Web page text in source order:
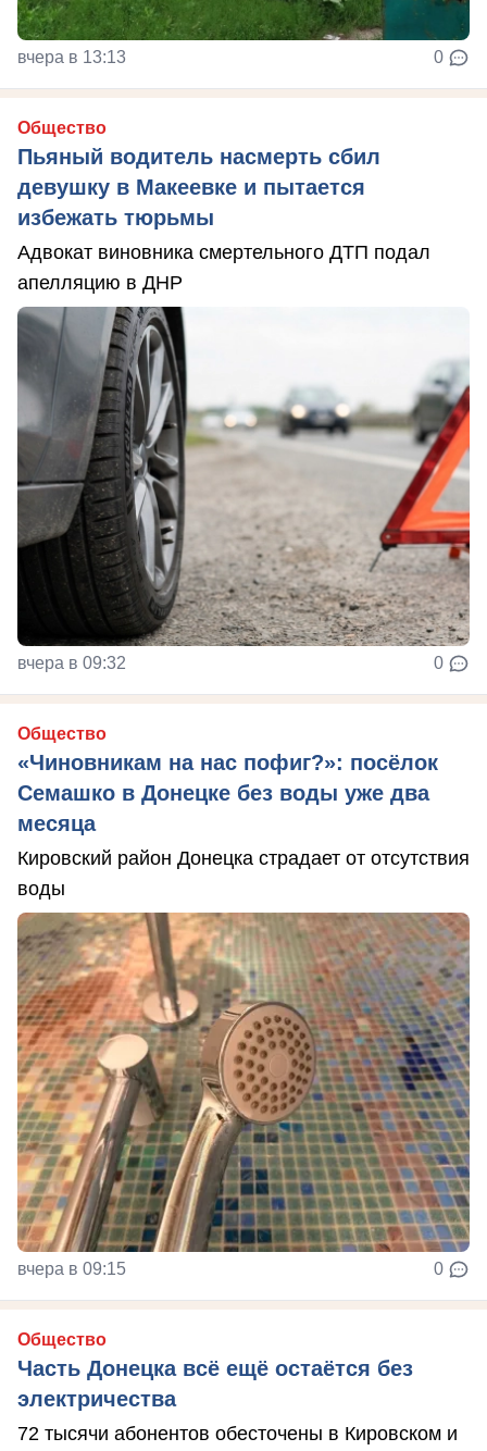
вчера в 13:13 0
Общество
Пьяный водитель насмерть сбил
девушку в Макеевке и пытается
избежать тюрьмы
Адвокат виновника смертельного ДТП подал
апелляцию в ДНР
вчера в 09:32 0
Общество
«Чиновникам на нас пофиг?»: посёлок
Семашко в Донецке без воды уже два
месяца
Кировский район Донецка страдает от отсутствия
воды
вчера в 09:15 0
Общество
Часть Донецка всё ещё остаётся без
электричества
72 тысячи абонентов обесточены в Кировском и